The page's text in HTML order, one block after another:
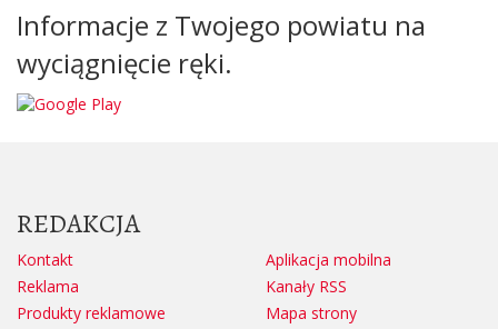
Informacje z Twojego powiatu na
wyciągnięcie ręki.
REDAKCJA
Kontakt
Reklama
Produkty reklamowe
Aplikacja mobilna
Kanały RSS
Mapa strony